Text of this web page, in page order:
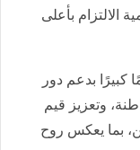
الالتزام بأعلى
كبيرًا بدعم دور
وتعزيز قيم
بما يعكس روح